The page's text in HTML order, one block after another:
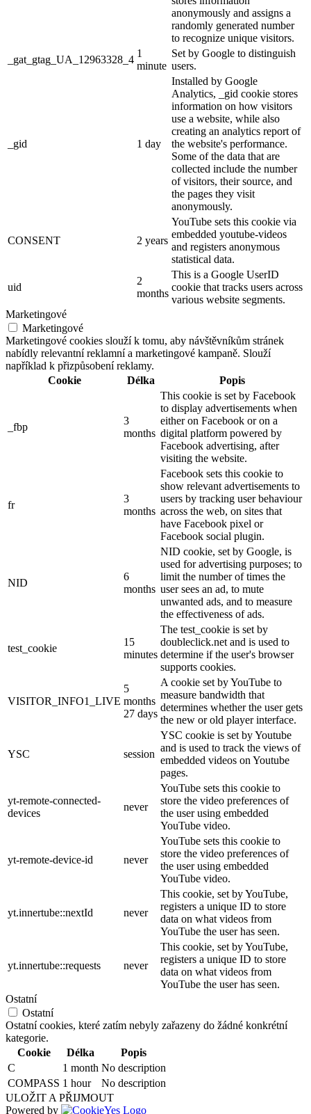
anonymously and assigns a
randomly generated number
to recognize unique visitors.
_gat_gtag_UA_12963328_4
1
minute
Set by Google to distinguish
users.
_gid 1 day
Installed by Google
Analytics, _gid cookie stores
information on how visitors
use a website, while also
creating an analytics report of
the website's performance.
Some of the data that are
collected include the number
of visitors, their source, and
the pages they visit
anonymously.
CONSENT 2 years
YouTube sets this cookie via
embedded youtube-videos
and registers anonymous
statistical data.
uid
2
months
This is a Google UserID
cookie that tracks users across
various website segments.
Marketingové
Marketingové
Marketingové cookies slouží k tomu, aby návštěvníkům stránek
nabídly relevantní reklamní a marketingové kampaně. Slouží
například k přizpůsobení reklamy.
Cookie
Délka Popis
_fbp
3
months
This cookie is set by Facebook
to display advertisements when
either on Facebook or on a
digital platform powered by
Facebook advertising, after
visiting the website.
fr
3
months
Facebook sets this cookie to
show relevant advertisements to
users by tracking user behaviour
across the web, on sites that
have Facebook pixel or
Facebook social plugin.
NID
6
months
NID cookie, set by Google, is
used for advertising purposes; to
limit the number of times the
user sees an ad, to mute
unwanted ads, and to measure
the effectiveness of ads.
test_cookie
15
minutes
The test_cookie is set by
doubleclick.net and is used to
determine if the user's browser
supports cookies.
VISITOR_INFO1_LIVE
5
months
27 days
A cookie set by YouTube to
measure bandwidth that
determines whether the user gets
the new or old player interface.
YSC session
YSC cookie is set by Youtube
and is used to track the views of
embedded videos on Youtube
pages.
yt-remote-connected-
devices
never
YouTube sets this cookie to
store the video preferences of
the user using embedded
YouTube video.
yt-remote-device-id never
YouTube sets this cookie to
store the video preferences of
the user using embedded
YouTube video.
yt.innertube::nextId never
This cookie, set by YouTube,
registers a unique ID to store
data on what videos from
YouTube the user has seen.
yt.innertube::requests never
This cookie, set by YouTube,
registers a unique ID to store
data on what videos from
YouTube the user has seen.
Ostatní
Ostatní
Ostatní cookies, které zatím nebyly zařazeny do žádné konkrétní
kategorie.
Cookie
Délka
Popis
C
1 month No description
COMPASS 1 hour
No description
ULOŽIT A PŘIJMOUT
Powered by